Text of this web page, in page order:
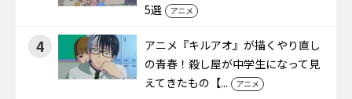
5選
アニメ
4
アニメ『キルアオ』が描くやり直し
の青春！殺し屋が中学生になって見
えてきたもの【...
アニメ